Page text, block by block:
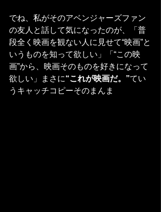
でね、私がそのアベンジャーズファン
の友人と話して気になったのが、「普
段全く映画を観ない人に見せて“映画”と
いうものを知って欲しい」「“この映
画”から、映画そのものを好きになって
欲しい」まさに“これが映画だ。”てい
うキャッチコピーそのまんま